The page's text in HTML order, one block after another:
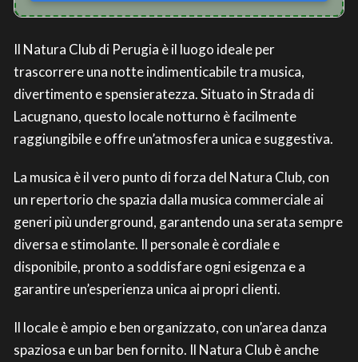
Il Natura Club di Perugia è il luogo ideale per
trascorrere una notte indimenticabile tra musica,
divertimento e spensieratezza. Situato in Strada di
Lacugnano, questo locale notturno è facilmente
raggiungibile e offre un’atmosfera unica e suggestiva.
La musica è il vero punto di forza del Natura Club, con
un repertorio che spazia dalla musica commerciale ai
generi più underground, garantendo una serata sempre
diversa e stimolante. Il personale è cordiale e
disponibile, pronto a soddisfare ogni esigenza e a
garantire un’esperienza unica ai propri clienti.
Il locale è ampio e ben organizzato, con un’area danza
spaziosa e un bar ben fornito. Il Natura Club è anche